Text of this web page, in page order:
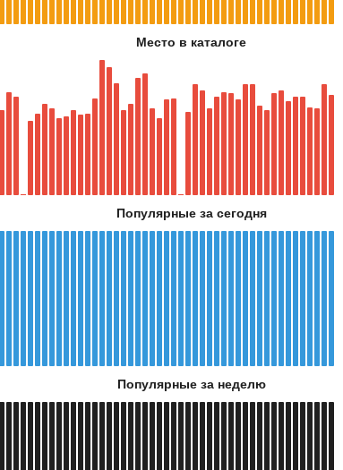
Место в каталоге
Популярные за сегодня
Популярные за неделю